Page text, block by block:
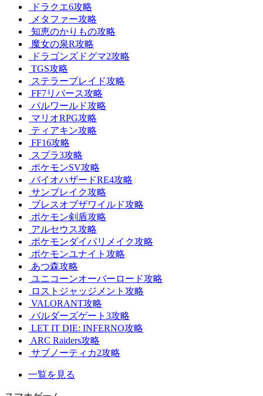
ドラクエ6攻略
メタファー攻略
知恵のかりもの攻略
魔女の泉R攻略
ドラゴンズドグマ2攻略
TGS攻略
ステラーブレイド攻略
FF7リバース攻略
パルワールド攻略
マリオRPG攻略
ティアキン攻略
FF16攻略
スプラ3攻略
ポケモンSV攻略
バイオハザードRE4攻略
サンブレイク攻略
ブレスオブザワイルド攻略
ポケモン剣盾攻略
アルセウス攻略
ポケモンダイパリメイク攻略
ポケモンユナイト攻略
あつ森攻略
ユニコーンオーバーロード攻略
ロストジャッジメント攻略
VALORANT攻略
バルダーズゲート3攻略
LET IT DIE: INFERNO攻略
ARC Raiders攻略
サブノーティカ2攻略
一覧を見る